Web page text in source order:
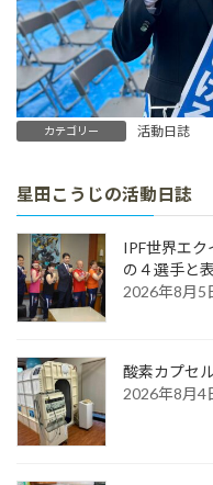
カテゴリー 活動日誌
星田こうじの活動日誌
IPF世界エ
の４選手と
2026年8月5
酸素カプセ
2026年8月4